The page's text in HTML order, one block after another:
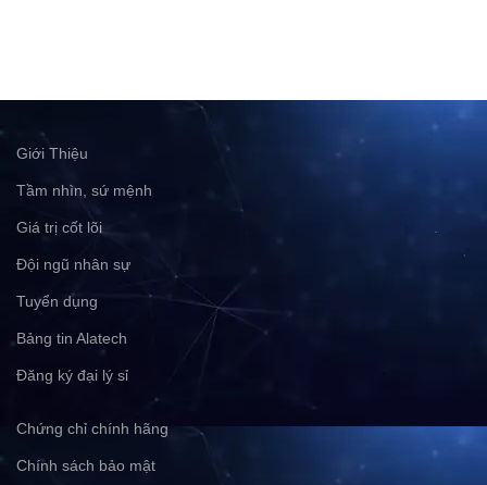
Giới Thiệu
Tầm nhìn, sứ mệnh
Giá trị cốt lõi
Đội ngũ nhân sự
Tuyển dụng
Bảng tin Alatech
Đăng ký đại lý sỉ
Chứng chỉ chính hãng
Chính sách bảo mật